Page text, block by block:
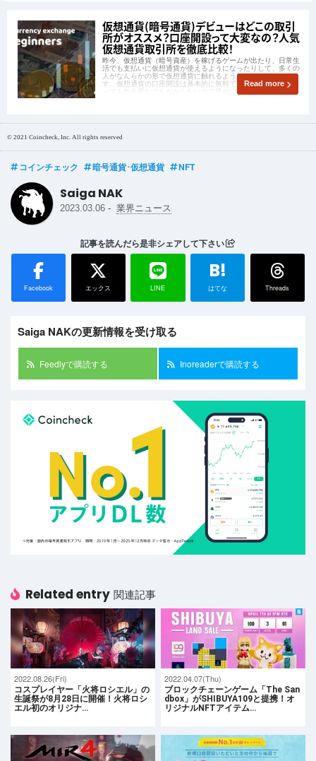
仮想通貨(暗号通貨)デビューはどこの取引
所がオススメ？口座開設って大変なの？人気
仮想通貨取引所を徹底比較！
昨今、仮想通貨（暗号資産）を稼げるゲームが出たり、日常生
活でも支払いに仮想通貨が使えるようになったりして、多くの
人がなんらかの形で仮想通貨に触れるようになってきていま
す。仮想通貨の口座開設は基本的に無料でおこなえ、口座を作
っても年会費などもかからないので早めに作っておくのがおす
Read more
© 2021 Coincheck, Inc. All rights reserved
コインチェック 暗号通貨･仮想通貨 NFT
Saiga NAK
2023.03.06 - 業界ニュース
記事を読んだら是非シェアして下さい
Facebook エックス LINE
B!
はてな Threads
Saiga NAKの更新情報を受け取る
Feedlyで購読する Inoreaderで購読する
Related entry 関連記事
2022.08.26(Fri)
コスプレイヤー「火将ロシエル」の
生誕祭が8月28日に開催！火将ロシ
エル初のオリジナ…
2022.04.07(Thu)
ブロックチェーンゲーム「The San
dbox」がSHIBUYA109と提携！オ
リジナルNFTアイテム…